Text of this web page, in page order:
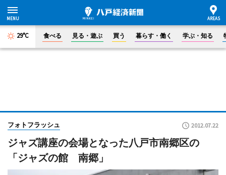
29°C 食べる 見る・遊ぶ 買う 暮らす・働く 学ぶ・知る
フォトフラッシュ 2012.07.22
ジャズ講座の会場となった八戸市南郷区の
「ジャズの館 南郷」